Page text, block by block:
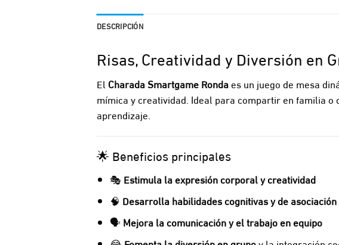
DESCRIPCIÓN
Risas, Creatividad y Diversión en
El Charada Smartgame Ronda es un juego de mesa
mímica y creatividad. Ideal para compartir en familia
aprendizaje.
🌟 Beneficios principales
🎭 Estimula la expresión corporal y creatividad
🧠 Desarrolla habilidades cognitivas y de asociación
🗣️ Mejora la comunicación y el trabajo en equipo